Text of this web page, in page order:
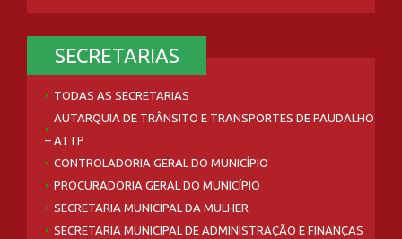
SECRETARIAS
TODAS AS SECRETARIAS
AUTARQUIA DE TRÂNSITO E TRANSPORTES DE PAUDALHO
– ATTP
CONTROLADORIA GERAL DO MUNICÍPIO
PROCURADORIA GERAL DO MUNICÍPIO
SECRETARIA MUNICIPAL DA MULHER
SECRETARIA MUNICIPAL DE ADMINISTRAÇÃO E FINANÇAS